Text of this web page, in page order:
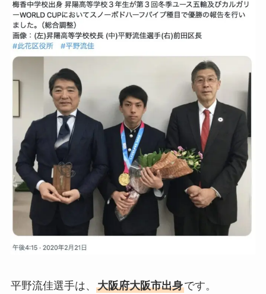
平野流佳選手は、 大阪府大阪市出身です。